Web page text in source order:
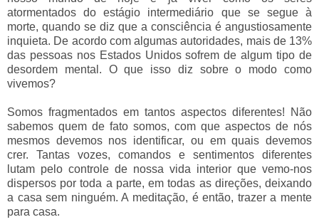
atormentados do estágio intermediário que se segue à
morte, quando se diz que a consciência é angustiosamente
inquieta. De acordo com algumas autoridades, mais de 13%
das pessoas nos Estados Unidos sofrem de algum tipo de
desordem mental. O que isso diz sobre o modo como
vivemos?
Somos fragmentados em tantos aspectos diferentes! Não
sabemos quem de fato somos, com que aspectos de nós
mesmos devemos nos identificar, ou em quais devemos
crer. Tantas vozes, comandos e sentimentos diferentes
lutam pelo controle de nossa vida interior que vemo-nos
dispersos por toda a parte, em todas as direções, deixando
a casa sem ninguém. A meditação, é então, trazer a mente
para casa.